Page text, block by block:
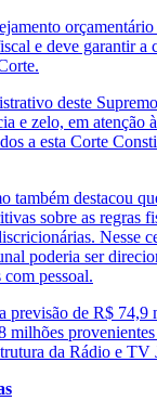
e deve garantir a
deste
e zelo, em atenção
a esta Corte
também destacou
sobre as regras
Nesse
poderia ser
com pessoal.
previsão de R$ 74,9
provenientes
da Rádio e TV